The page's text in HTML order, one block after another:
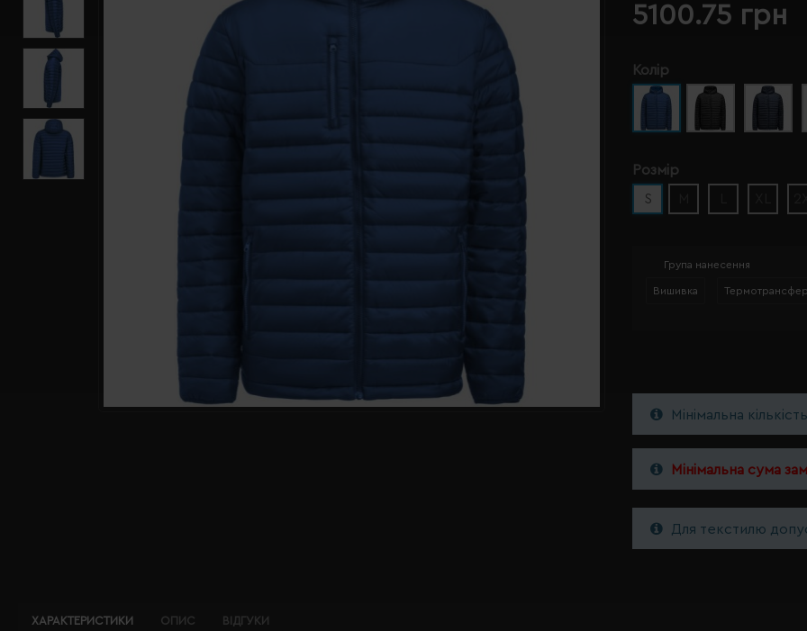
5100.75 грн
Колір
Розмір
S
Група нанесення
Вишивка
Мінімальна
Мінімальна сума
Для текстилю
ХАРАКТЕРИСТИКИ ОПИС ВІДГУКИ